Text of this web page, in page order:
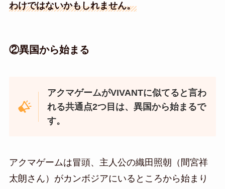
わけではないかもしれません。
②異国から始まる
アクマゲームがVIVANTに似てると言わ
れる共通点2つ目は、異国から始まるで
す。
アクマゲームは冒頭、主人公の織田照朝（間宮祥
太朗さん）がカンボジアにいるところから始まり